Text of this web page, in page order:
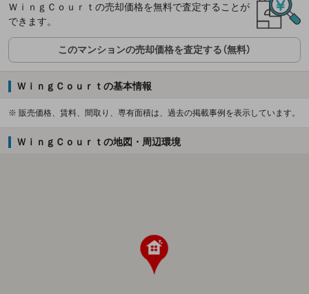
ＷｉｎｇＣｏｕｒｔの売却価格を無料で査定することが
できます。
このマンションの売却価格を査定する（無料）
ＷｉｎｇＣｏｕｒｔの基本情報
※ 販売価格、賃料、間取り、専有面積は、過去の掲載事例を表示しています。
ＷｉｎｇＣｏｕｒｔの地図・周辺環境